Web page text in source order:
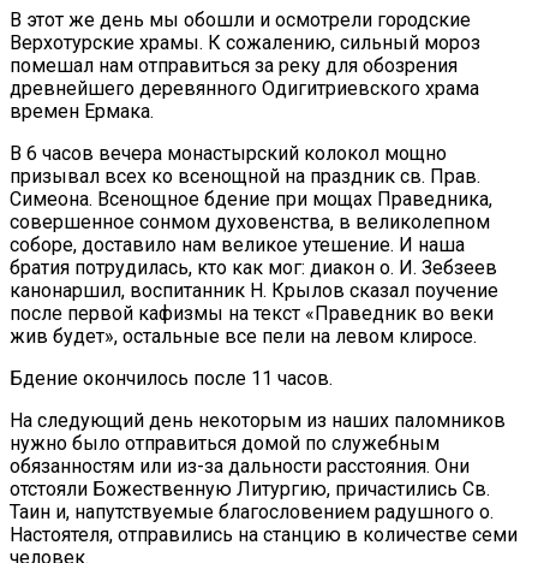
В этот же день мы обошли и осмотрели городские
Верхотурские храмы. К сожалению, сильный мороз
помешал нам отправиться за реку для обозрения
древнейшего деревянного Одигитриевского храма
времен Ермака.
В 6 часов вечера монастырский колокол мощно
призывал всех ко всенощной на праздник св. Прав.
Симеона. Всенощное бдение при мощах Праведника,
совершенное сонмом духовенства, в великолепном
соборе, доставило нам великое утешение. И наша
братия потрудилась, кто как мог: диакон о. И. Зебзеев
канонаршил, воспитанник Н. Крылов сказал поучение
после первой кафизмы на текст «Праведник во веки
жив будет», остальные все пели на левом клиросе.
Бдение окончилось после 11 часов.
На следующий день некоторым из наших паломников
нужно было отправиться домой по служебным
обязанностям или из-за дальности расстояния. Они
отстояли Божественную Литургию, причастились Св.
Таин и, напутствуемые благословением радушного о.
Настоятеля, отправились на станцию в количестве семи
человек.